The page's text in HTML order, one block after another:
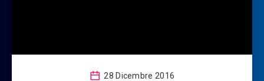
28 Dicembre 2016